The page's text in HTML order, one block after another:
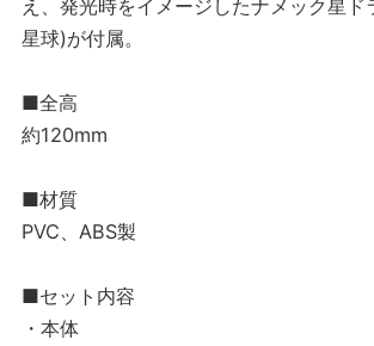
え、発光時をイメージしたナメック星ド
星球)が付属。
■全高
約120mm
■材質
PVC、ABS製
■セット内容
・本体